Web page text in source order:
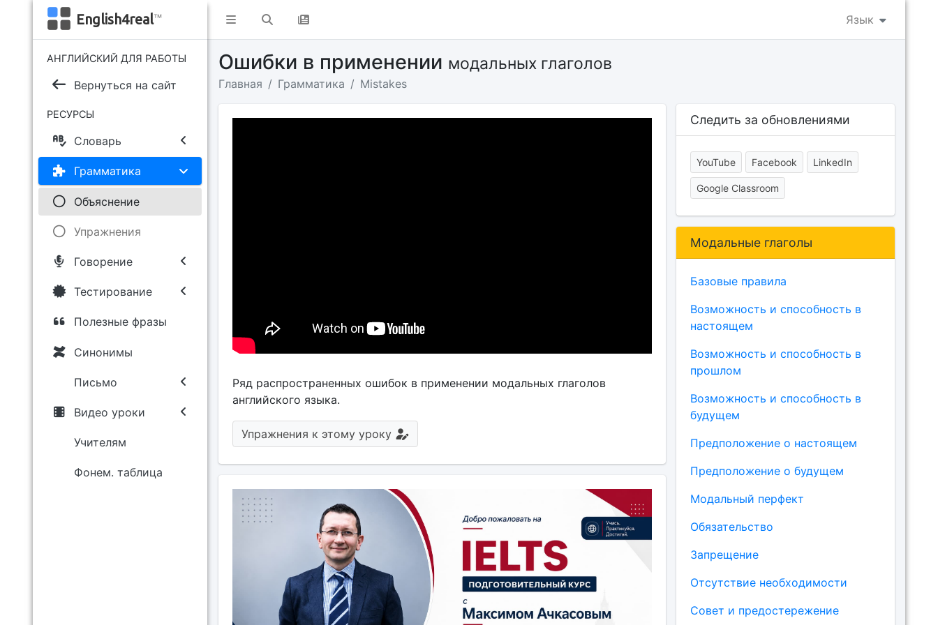
Язык
English4real™
АНГЛИЙСКИЙ ДЛЯ РАБОТЫ
Вернуться на сайт
РЕСУРСЫ
Словарь
Грамматика
Объяснение
Упражнения
Говорение
Тестирование
Полезные фразы
Синонимы
Письмо
Видео уроки
Учителям
Фонем. таблица
Ошибки в применении модальных глаголов
Главная Грамматика Mistakes
Ряд распространенных ошибок в применении модальных глаголов
английского языка.
Упражнения к этому уроку
Следить за обновлениями
YouTube Facebook LinkedIn
Google Classroom
Модальные глаголы
Базовые правила
Возможность и способность в
настоящем
Возможность и способность в
прошлом
Возможность и способность в
будущем
Предположение о настоящем
Предположение о будущем
Модальный перфект
Обязательство
Запрещение
Отсутствие необходимости
Совет и предостережение